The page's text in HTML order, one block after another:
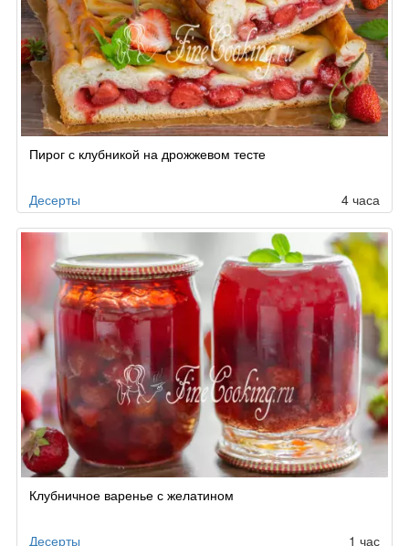
Пирог с клубникой на дрожжевом тесте
Десерты 4 часа
Клубничное варенье с желатином
Десерты 1 час